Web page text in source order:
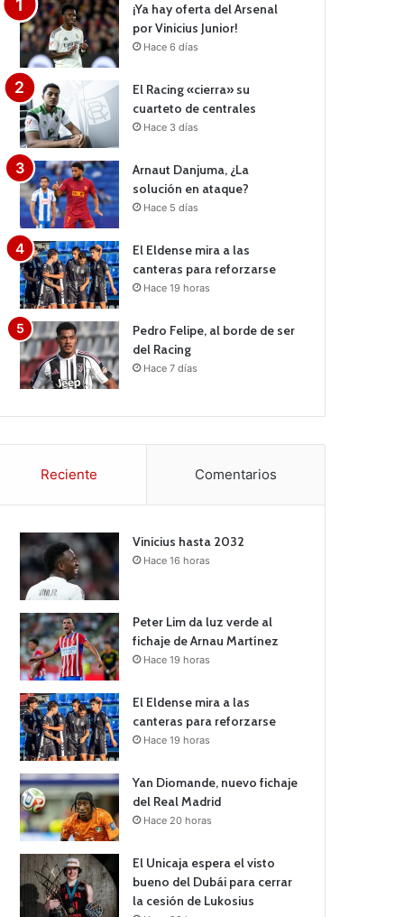
¡Ya hay oferta del Arsenal
por Vinicius Junior!
Hace 6 días
El Racing «cierra» su
cuarteto de centrales
Hace 3 días
Arnaut Danjuma, ¿La
solución en ataque?
Hace 5 días
El Eldense mira a las
canteras para reforzarse
Hace 19 horas
Pedro Felipe, al borde de ser
del Racing
Hace 7 días
Reciente Comentarios
Vinicius hasta 2032
Hace 16 horas
Peter Lim da luz verde al
fichaje de Arnau Martínez
Hace 19 horas
El Eldense mira a las
canteras para reforzarse
Hace 19 horas
Yan Diomande, nuevo fichaje
del Real Madrid
Hace 20 horas
El Unicaja espera el visto
bueno del Dubái para cerrar
la cesión de Lukosius